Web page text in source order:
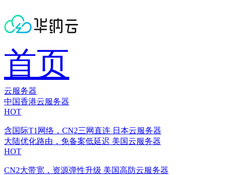
首页
云服务器
中国香港云服务器
HOT
含国际T1网络，CN2三网直连 日本云服务器
大陆优化路由，免备案低延迟 美国云服务器
HOT
CN2大带宽，资源弹性升级 美国高防云服务器